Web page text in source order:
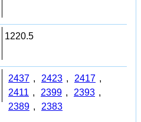
1220.5
2437 , 2423 , 2417 ,
2411 , 2399 , 2393 ,
2389 , 2383